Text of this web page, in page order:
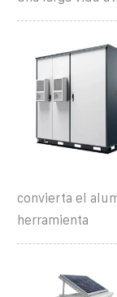
convierta el
herramienta